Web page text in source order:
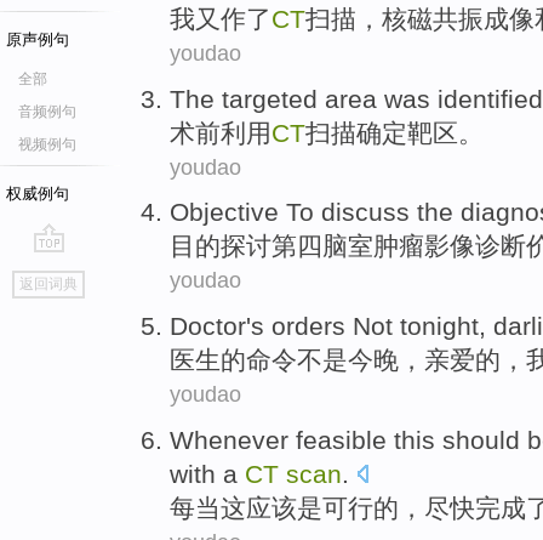
原声例句
全部
音频例句
视频例句
权威例句
go
top
返回词典
我又作了CT扫描 ， 核磁共振成像
youdao
The targeted area was identified
术前利用CT扫描确定靶区 。
youdao
Objective To discuss the
目的探讨第四脑室肿瘤影像诊断
youdao
Doctor's orders Not tonight,
医生的命令不是今晚 ， 亲爱的 ，
youdao
Whenever feasible this should
with a CT scan.
每当这应该是可行的， 尽快完成